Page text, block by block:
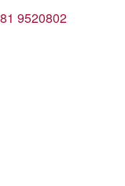
9520802